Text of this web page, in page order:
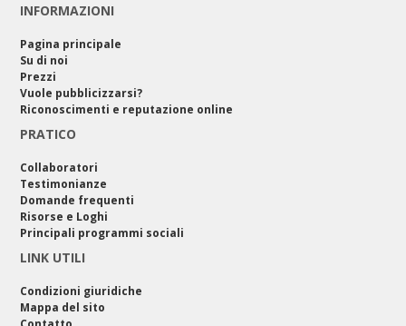
INFORMAZIONI
Pagina principale
Su di noi
Prezzi
Vuole pubblicizzarsi?
Riconoscimenti e reputazione online
PRATICO
Collaboratori
Testimonianze
Domande frequenti
Risorse e Loghi
Principali programmi sociali
LINK UTILI
Condizioni giuridiche
Mappa del sito